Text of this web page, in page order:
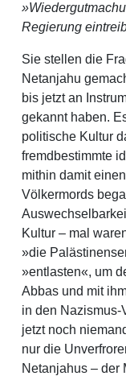
Regierung
Sie stellen die
Netanjahu
bis jetzt an
gekannt haben.
politische Kultur
fremdbestimmte
mithin damit
Völkermords
Kultur – mal
»die
»entlasten«, um
Abbas und mit
in den Nazismus-
jetzt noch
nur die
Netanjahus – der